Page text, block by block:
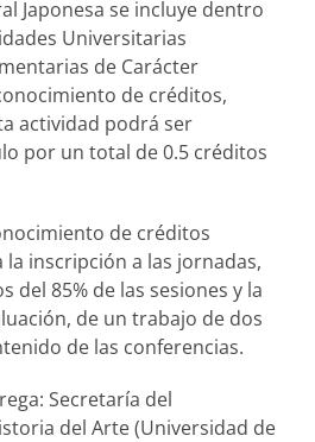
Japonesa se incluye dentro
Universitarias
de Carácter
de créditos,
actividad podrá ser
por un total de 0.5 créditos
de créditos
la inscripción a las jornadas,
del 85% de las sesiones y la
de un trabajo de dos
de las conferencias.
Secretaría del
del Arte (Universidad de